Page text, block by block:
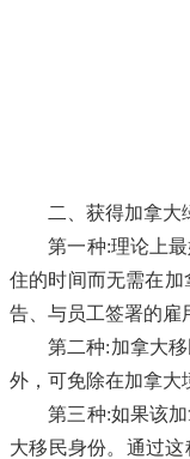
二、获得加拿大
第一种:理论上最好
住的时间而无需在
告、与员工签署的雇
第二种:加拿大移民
外，可免除在加拿大
第三种:如果该加拿
大移民身份。通过